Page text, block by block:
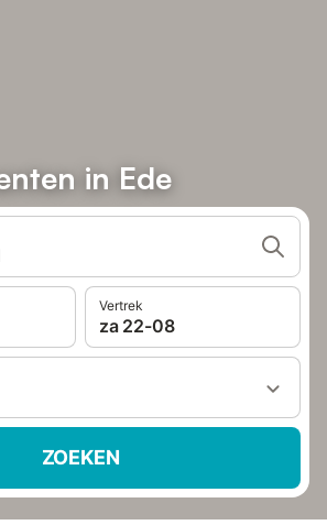
in Ede
Vertrek
za 22-08
ZOEKEN